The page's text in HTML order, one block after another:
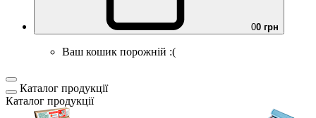
00 грн
Ваш кошик порожній :(
Каталог продукції
Каталог продукції